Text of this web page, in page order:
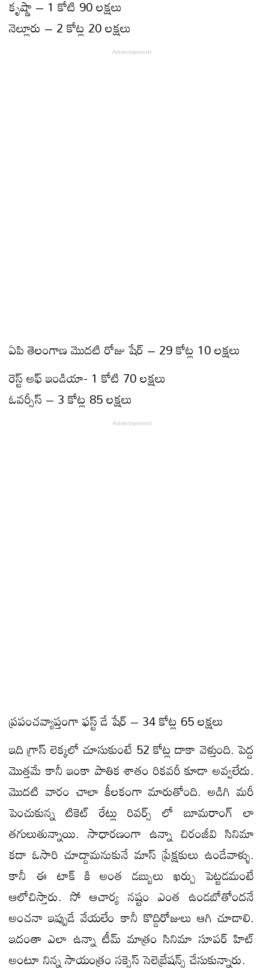
కృష్ణా – 1 కోటి 90 లక్షలు
నెల్లూరు – 2 కోట్ల 20 లక్షలు
ఏపి తెలంగాణ మొదటి రోజు షేర్ – 29 కోట్ల 10 లక్షలు
రెస్ట్ అఫ్ ఇండియా- 1 కోటి 70 లక్షలు
ఓవర్సీస్ – 3 కోట్ల 85 లక్షలు
ప్రపంచవ్యాప్తంగా ఫస్ట్ డే షేర్ – 34 కోట్ల 65 లక్షలు
ఇది గ్రాస్ లెక్కలో చూసుకుంటే 52 కోట్ల దాకా వెళ్తుంది. పెద్ద
మొత్తమే కానీ ఇంకా పాతిక శాతం రికవరీ కూడా అవ్వలేదు.
మొదటి వారం చాలా కీలకంగా మారుతోంది. అడిగి మరీ
పెంచుకున్న టికెట్ రేట్లు రివర్స్ లో బూమరాంగ్ లా
తగులుతున్నాయి. సాధారణంగా ఉన్నా చిరంజీవి సినిమా
కదా ఓసారి చూద్దామనుకునే మాస్ ప్రేక్షకులు ఉండేవాళ్ళు.
కానీ ఈ టాక్ కి అంత డబ్బులు ఖర్చు పెట్టడమంటే
ఆలోచిస్తారు. సో ఆచార్య నష్టం ఎంత ఉండబోతోందనే
అంచనా ఇప్పుడే వేయలేం కానీ కొద్దిరోజులు ఆగి చూడాలి.
ఇదంతా ఎలా ఉన్నా టీమ్ మాత్రం సినిమా సూపర్ హిట్
అంటూ నిన్న సాయంత్రం సక్సెస్ సెలెబ్రేషన్స్ చేసుకున్నారు.